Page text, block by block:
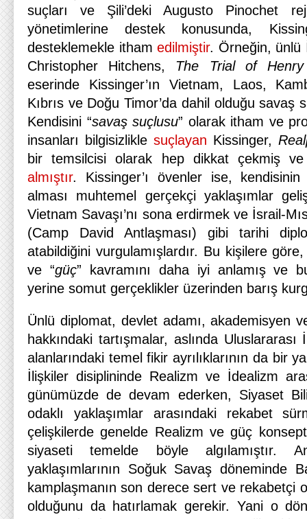
suçları ve Şili’deki Augusto Pinochet
yönetimlerine destek konusunda,
desteklemekle ithamedilmiştir. Örneğin, ünlü
Christopher Hitchens, The Trial of Henry
eserinde Kissinger’ın Vietnam, Laos,
Kıbrıs ve Doğu Timor’da dahil olduğu savaş
Kendisini “savaş suçlusu” olarak itham ve
insanları bilgisizlikle suçlayan Kissinger,
bir temsilcisi olarak hep dikkat çekmiş
almıştır. Kissinger’ı övenler ise,
alması muhtemel gerçekçi yaklaşımlar
Vietnam Savaşı’nı sona erdirmek ve İsrail-
(Camp David Antlaşması) gibi tarihi
atabildiğini vurgulamışlardır. Bu kişilere
ve “güç” kavramını daha iyi anlamış ve
yerine somut gerçeklikler üzerinden barış
Ünlü diplomat, devlet adamı, akademisyen
hakkındaki tartışmalar, aslında
alanlarındaki temel fikir ayrılıklarının da bir
İlişkiler disiplininde Realizm ve İdealizm
günümüzde de devam ederken, Siyaset
odaklı yaklaşımlar arasındaki rekabet
çelişkilerde genelde Realizm ve güç
siyaseti temelde böyle algılamıştır.
yaklaşımlarının Soğuk Savaş döneminde
kamplaşmanın son derece sert ve rekabetçi
olduğunu da hatırlamak gerekir. Yani o